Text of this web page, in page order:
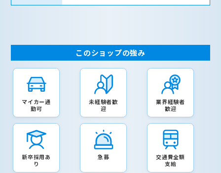
このショップの強み
マイカー通
勤可
未経験者歓
迎
業界経験者
歓迎
新卒採用あ
り
急募
交通費全額
支給